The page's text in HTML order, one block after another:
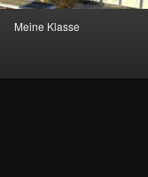
Meine Klasse